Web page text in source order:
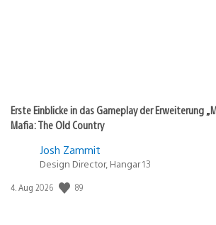
Erste Einblicke in das Gameplay der Erweiterung
Mafia: The Old Country
Josh Zammit
Design Director, Hangar 13
Veröffentlichungsdatum:
4. Aug 2026 89